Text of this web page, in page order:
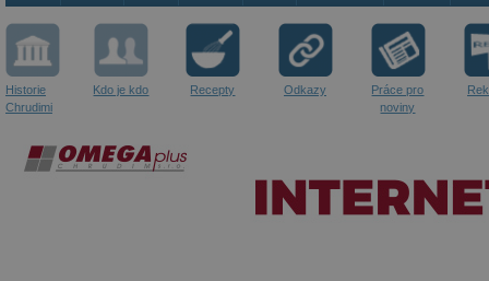
Historie
Chrudimi
Kdo je kdo Recepty Odkazy
Práce pro
noviny